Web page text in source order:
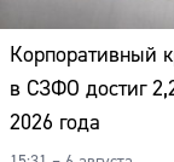
Корпоративный
в СЗФО достиг
2026 года